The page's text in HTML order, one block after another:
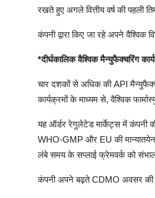
रखते हुए अगले वित्तीय वर्ष की पहली
कंपनी द्वारा किए जा रहे अपने वैश्विक
*दीर्घकालिक वैश्विक मैन्युफैक्चरिंग
चार दशकों से अधिक कीAPI
कार्यक्रमों के माध्यम से,वैश्विक
यह ऑर्डर रेगुलेटेड मार्केट्स में कंपनी
WHO-GMP और EUकी मान्यातयेन
लंबे समय के सप्लाई फ्रेमवर्क को
कंपनी अपने बढ़तेCDMO अवसर की